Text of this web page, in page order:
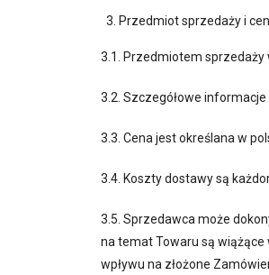
Przedmiot sprzedaży i
3.1. Przedmiotem sprzedaży
3.2. Szczegółowe
3.3. Cena jest określana w
3.4. Koszty dostawy są
3.5. Sprzedawca może
na temat Towaru są
wpływu na złożone